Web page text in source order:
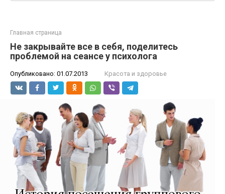
Главная страница
Не закрывайте все в себя, поделитесь
проблемой на сеансе у психолога
Опубликовано: 01.07.2013 Красота и здоровье